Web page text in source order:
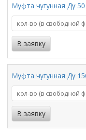
Муфта чугунная Ду 50
Муфта чугунная Ду